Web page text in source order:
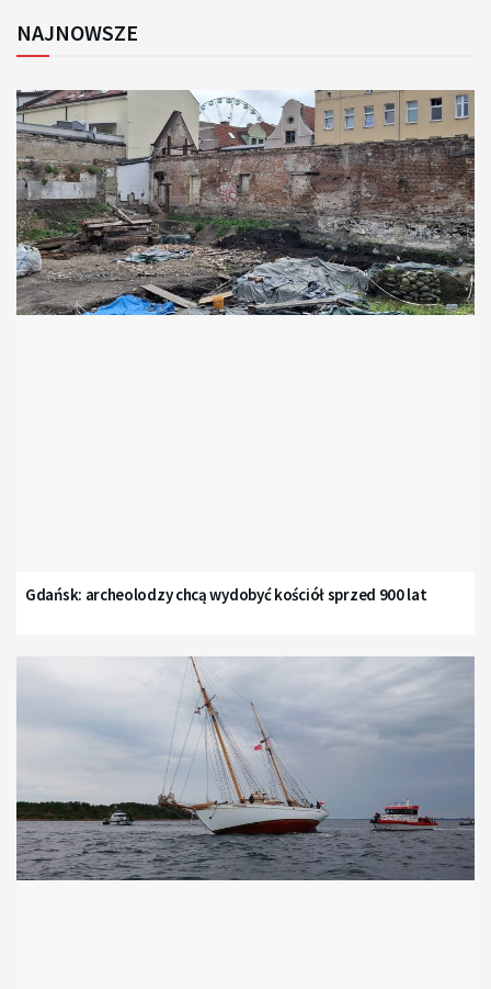
NAJNOWSZE
Gdańsk: archeolodzy chcą wydobyć kościół sprzed 900 lat